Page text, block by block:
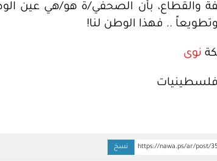
والقطاع، بأن الصحفي/ة هو/هي عين
.. فهذا الوطن لنا!
نوى
https://nawa.ps/ar/post/
تم النسخ نسخ